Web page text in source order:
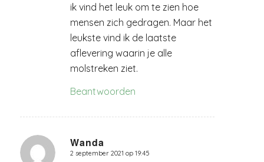
ik vind het leuk om te zien hoe
mensen zich gedragen. Maar het
leukste vind ik de laatste
aflevering waarin je alle
molstreken ziet.
Beantwoorden
Wanda
zegt:
2 september 2021 op 19:45